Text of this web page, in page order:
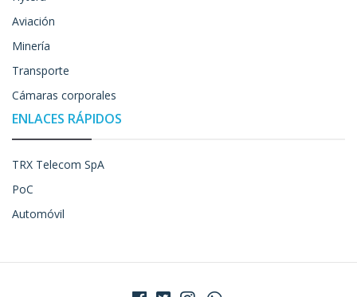
Aviación
Minería
Transporte
Cámaras corporales
ENLACES RÁPIDOS
TRX Telecom SpA
PoC
Automóvil